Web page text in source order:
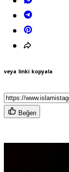
veya linki kopyala
Beğen